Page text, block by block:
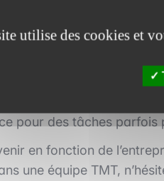
: le cas de Prada-
comprendre les missions
pour des tâches parfois
en fonction de
une équipe TMT,
utilise des cookies et